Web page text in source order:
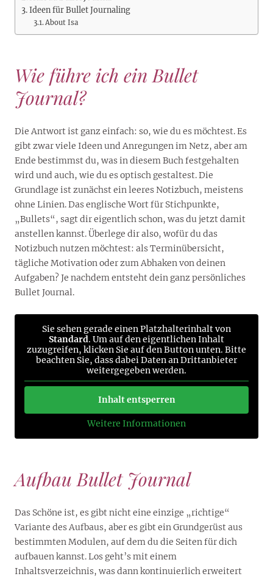
Ideen für Bullet Journaling
About Isa
Wie führe ich ein Bullet
Journal?
Die Antwort ist ganz einfach: so, wie du es möchtest. Es
gibt zwar viele Ideen und Anregungen im Netz, aber am
Ende bestimmst du, was in diesem Buch festgehalten
wird und auch, wie du es optisch gestaltest. Die
Grundlage ist zunächst ein leeres Notizbuch, meistens
ohne Linien. Das englische Wort für Stichpunkte,
„Bullets“, sagt dir eigentlich schon, was du jetzt damit
anstellen kannst. Überlege dir also, wofür du das
Notizbuch nutzen möchtest: als Terminübersicht,
tägliche Motivation oder zum Abhaken von deinen
Aufgaben? Je nachdem entsteht dein ganz persönliches
Bullet Journal.
Sie sehen gerade einen Platzhalterinhalt von
Standard. Um auf den eigentlichen Inhalt
zuzugreifen, klicken Sie auf den Button unten. Bitte
beachten Sie, dass dabei Daten an Drittanbieter
weitergegeben werden.
Inhalt entsperren
Weitere Informationen
Aufbau Bullet Journal
Das Schöne ist, es gibt nicht eine einzige „richtige“
Variante des Aufbaus, aber es gibt ein Grundgerüst aus
bestimmten Modulen, auf dem du die Seiten für dich
aufbauen kannst. Los geht’s mit einem
Inhaltsverzeichnis, was dann kontinuierlich erweitert